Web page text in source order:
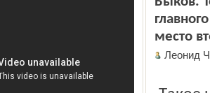
место
Леонид